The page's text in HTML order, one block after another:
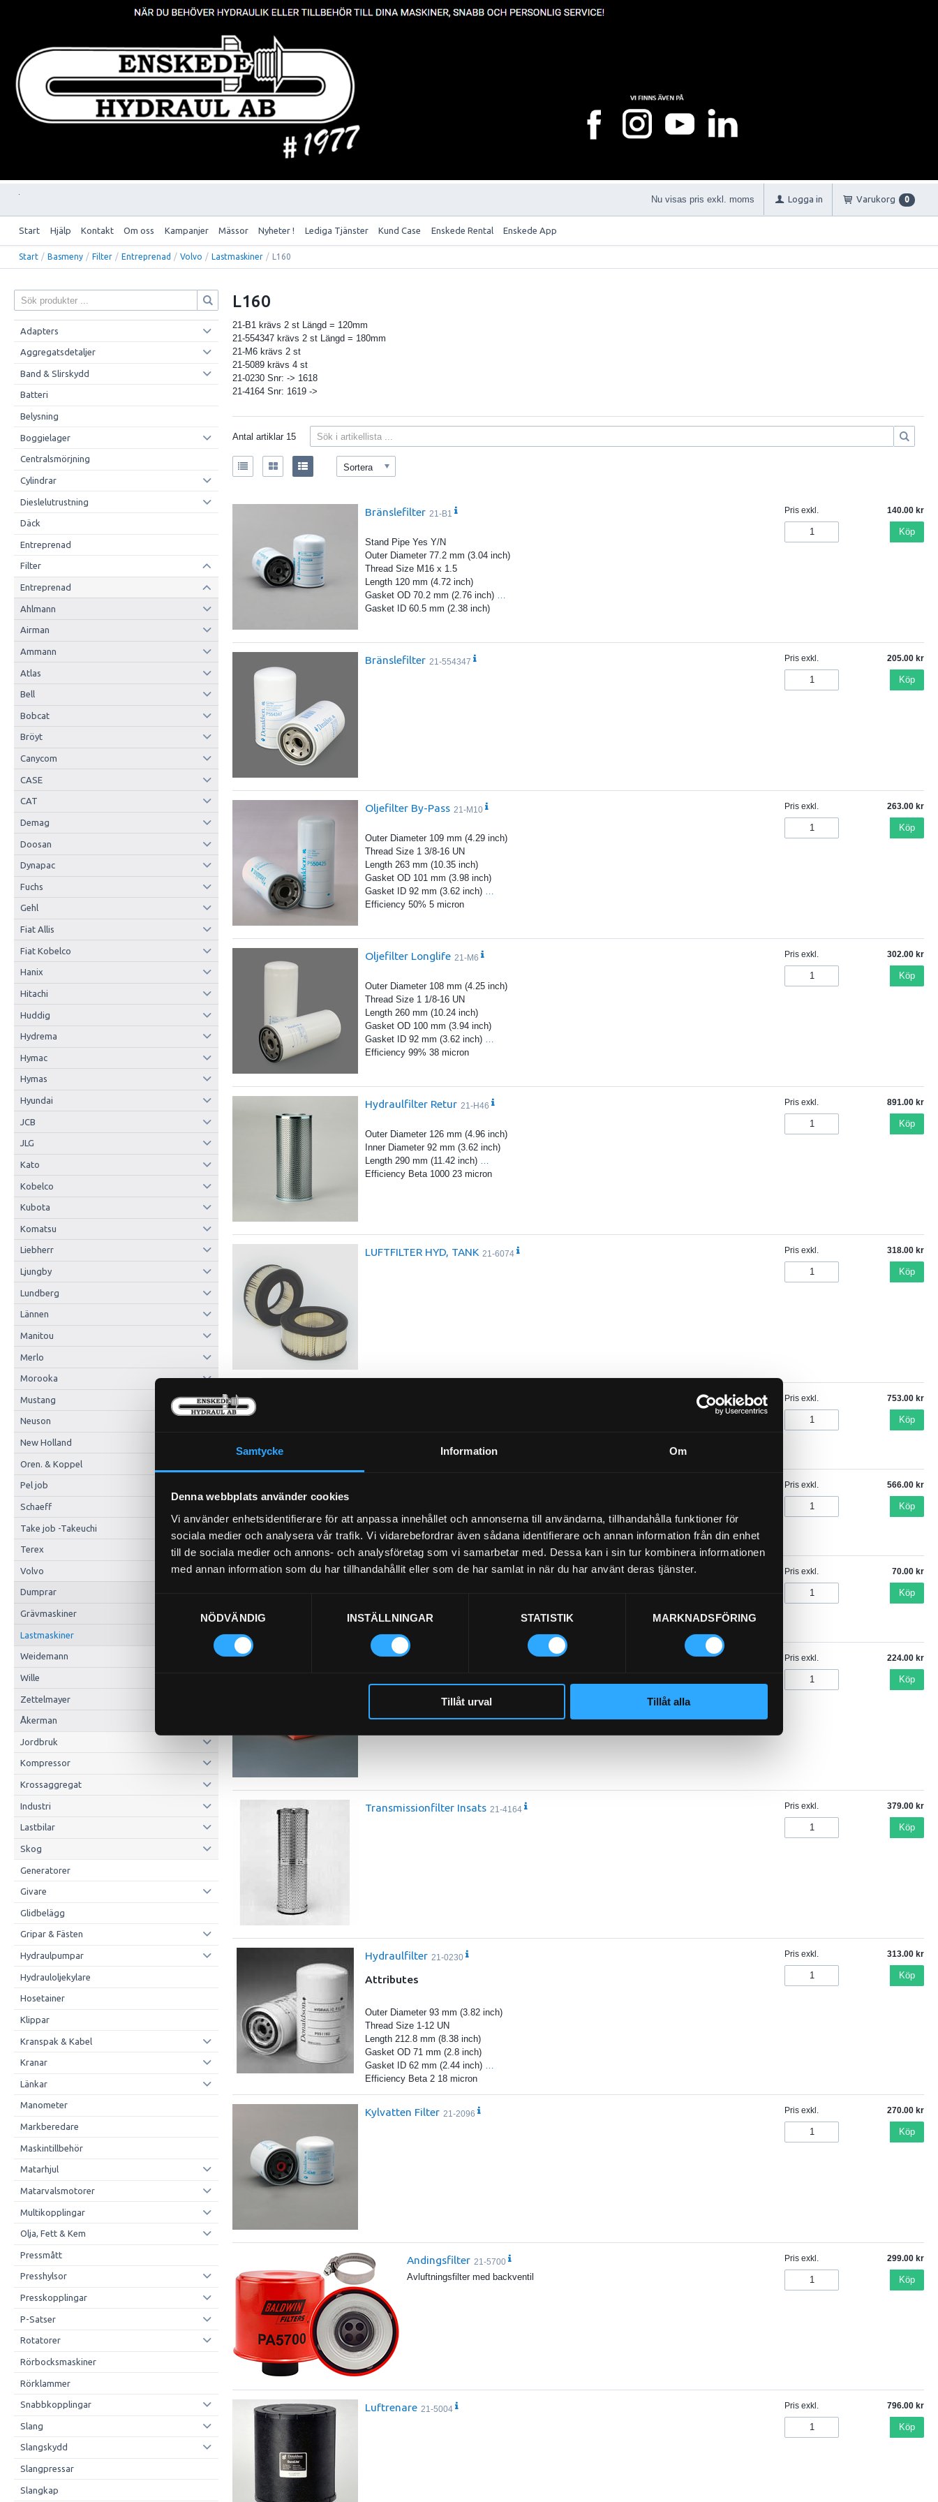
Samtycke Information Om
Denna webbplats använder cookies
Vi använder enhetsidentifierare för att anpassa innehållet och annonserna till användarna, tillhandahålla funktioner för
sociala medier och analysera vår trafik. Vi vidarebefordrar även sådana identifierare och annan information från din enhet
till de sociala medier och annons- och analysföretag som vi samarbetar med. Dessa kan i sin tur kombinera informationen
med annan information som du har tillhandahållit eller som de har samlat in när du har använt deras tjänster.
NÖDVÄNDIG
INSTÄLLNINGAR STATISTIK MARKNADSFÖRING
Tillåt urval Tillåt alla
Nu visas pris exkl. moms Logga in Varukorg 0
Start Hjälp Kontakt Om oss Kampanjer Mässor Nyheter ! Lediga Tjänster Kund Case Enskede Rental Enskede App
Start / Basmeny / Filter / Entreprenad / Volvo / Lastmaskiner / L160
Adapters
Aggregatsdetaljer
Band & Slirskydd
Batteri
Belysning
Boggielager
Centralsmörjning
Cylindrar
Dieslelutrustning
Däck
Entreprenad
Filter
Entreprenad
Ahlmann
Airman
Ammann
Atlas
Bell
Bobcat
Bröyt
Canycom
CASE
CAT
Demag
Doosan
Dynapac
Fuchs
Gehl
Fiat Allis
Fiat Kobelco
Hanix
Hitachi
Huddig
Hydrema
Hymac
Hymas
Hyundai
JCB
JLG
Kato
Kobelco
Kubota
Komatsu
Liebherr
Ljungby
Lundberg
Lännen
Manitou
Merlo
Morooka
Mustang
Neuson
New Holland
Oren. & Koppel
Pel job
Schaeff
Take job -Takeuchi
Terex
Volvo
Dumprar
Grävmaskiner
Lastmaskiner
Weidemann
Wille
Zettelmayer
Åkerman
Jordbruk
Kompressor
Krossaggregat
Industri
Lastbilar
Skog
Generatorer
Givare
Glidbelägg
Gripar & Fästen
Hydraulpumpar
Hydrauloljekylare
Hosetainer
Klippar
Kranspak & Kabel
Kranar
Länkar
Manometer
Markberedare
Maskintillbehör
Matarhjul
Matarvalsmotorer
Multikopplingar
Olja, Fett & Kem
Pressmått
Presshylsor
Presskopplingar
P-Satser
Rotatorer
Rörbocksmaskiner
Rörklammer
Snabbkopplingar
Slang
Slangskydd
Slangpressar
Slangkap
L160
21-B1 krävs 2 st Längd = 120mm
21-554347 krävs 2 st Längd = 180mm
21-M6 krävs 2 st
21-5089 krävs 4 st
21-0230 Snr: -> 1618
21-4164 Snr: 1619 ->
Antal artiklar 15
Sortera
Bränslefilter 21-B1
Stand Pipe Yes Y/N
Outer Diameter 77.2 mm (3.04 inch)
Thread Size M16 x 1.5
Length 120 mm (4.72 inch)
Gasket OD 70.2 mm (2.76 inch)
Gasket ID 60.5 mm (2.38 inch)
Pris exkl. 140.00
Köp
Bränslefilter 21-554347 Pris exkl. 205.00
Köp
Oljefilter By-Pass 21-M10
Outer Diameter 109 mm (4.29 inch)
Thread Size 1 3/8-16 UN
Length 263 mm (10.35 inch)
Gasket OD 101 mm (3.98 inch)
Gasket ID 92 mm (3.62 inch)
Efficiency 50% 5 micron
Pris exkl. 263.00
Köp
Oljefilter Longlife 21-M6
Outer Diameter 108 mm (4.25 inch)
Thread Size 1 1/8-16 UN
Length 260 mm (10.24 inch)
Gasket OD 100 mm (3.94 inch)
Gasket ID 92 mm (3.62 inch)
Efficiency 99% 38 micron
Pris exkl. 302.00
Köp
Hydraulfilter Retur 21-H46
Outer Diameter 126 mm (4.96 inch)
Inner Diameter 92 mm (3.62 inch)
Length 290 mm (11.42 inch)
Efficiency Beta 1000 23 micron
Pris exkl. 891.00
Köp
LUFTFILTER HYD, TANK 21-6074 Pris exkl. 318.00
Köp
Pris exkl. 753.00
Köp
Pris exkl. 566.00
Köp
Hyttfilter 21-46089 Pris exkl. 70.00
Köp
Hyttfilter Pris exkl. 224.00
Köp
Transmissionfilter Insats 21-4164 Pris exkl. 379.00
Köp
Hydraulfilter 21-0230
Attributes
Outer Diameter 93 mm (3.82 inch)
Thread Size 1-12 UN
Length 212.8 mm (8.38 inch)
Gasket OD 71 mm (2.8 inch)
Gasket ID 62 mm (2.44 inch) …
Efficiency Beta 2 18 micron
Pris exkl. 313.00
Köp
Kylvatten Filter 21-2096 Pris exkl. 270.00
Köp
Andingsfilter 21-5700
Avluftningsfilter med backventil
Pris exkl. 299.00
Köp
Luftrenare 21-5004 Pris exkl. 796.00
Köp